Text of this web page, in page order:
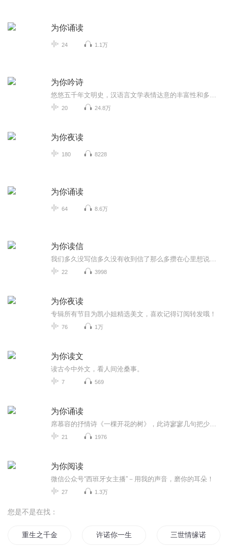
为你诵读
24 1.1万
为你吟诗
20 24.8万
为你夜读
180 8228
为你诵读
64 8.6万
为你读信
22 3998
为你夜读
专辑所有节目为凯小姐精选美文，喜欢记得订阅转发哦！
76 1万
为你读文
读古今中外文，看人间沧桑事。
7 569
为你诵读
21 1976
为你阅读
微信公众号“西班牙女主播”－用我的声音，磨你的耳朵！
27 1.3万
您是不是在找：
重生之千金一诺 许诺你一生宠爱 三世情缘诺不轻许